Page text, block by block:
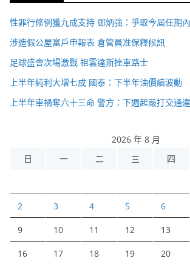
性罪行修例獲九成支持 鄧炳強：爭取今屆任期
涉造假公屋富戶申報表 倉管員准保釋候訊
足球盛會次場激戰 祖雲達斯挫車路士
上半年純利大增七成 國泰：下半年油價續波動
上半年車禍奪六十三命 警方：下週起嚴打交通
2026 年 8 月
日
一 二 三 四
2 3 4 5 6
9 10 11 12 13
16 17 18 19 20